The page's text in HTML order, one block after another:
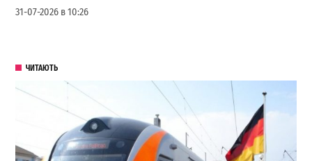
31-07-2026 в 10:26
ЧИТАЮТЬ